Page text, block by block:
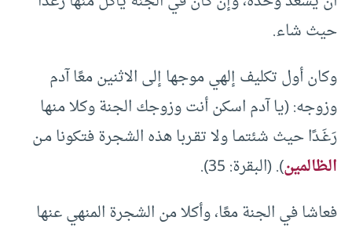
حيث شاء.
وكان أول تكليف إلهي موجها إلى الاثنين معًا آدم
وزوجه: (يا آدم اسكن أنت وزوجك الجنة وكلا منها
رَغَـدًا حيث شئتمـا ولا تقـربا هذه الشجرة فتكونا مـن
الظالمين). (البقرة: 35).
فعاشا في الجنة معًا، وأكلا من الشجرة المنهي عنها